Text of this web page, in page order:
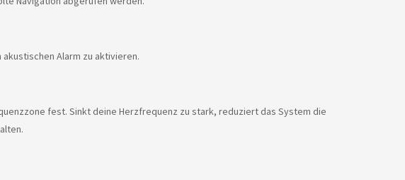
Alarm zu aktivieren.
fest. Sinkt deine Herzfrequenz zu stark, reduziert das System die